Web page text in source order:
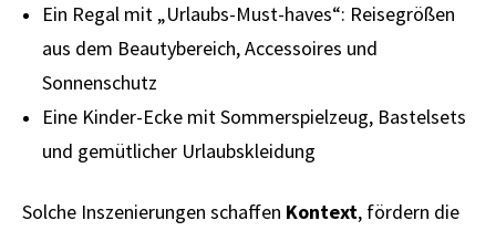
Ein Regal mit „Urlaubs-Must-haves“: Reisegrößen
aus dem Beautybereich, Accessoires und
Sonnenschutz
Eine Kinder-Ecke mit Sommerspielzeug, Bastelsets
und gemütlicher Urlaubskleidung
Solche Inszenierungen schaffen Kontext, fördern die